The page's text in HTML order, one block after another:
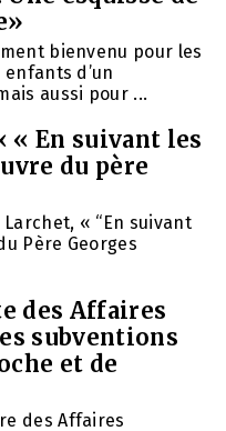
bienvenu pour les
d’un
aussi pour ...
« En suivant les
du père
« “En suivant
Père Georges
des Affaires
subventions
et de
des Affaires